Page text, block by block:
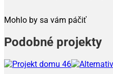
Mohlo by sa vám páčiť
Podobné projekty